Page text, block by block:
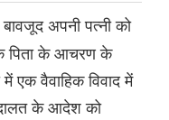
अपनी पत्नी को
पिता के आचरण के
एक वैवाहिक विवाद में
के आदेश को